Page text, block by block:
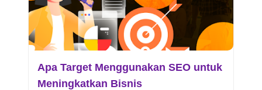
Apa Target Menggunakan SEO untuk
Meningkatkan Bisnis